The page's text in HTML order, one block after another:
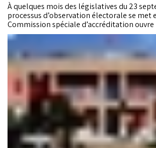
À quelques mois des législatives du 23
processus d’observation électorale se met
Commission spéciale d’accréditation ouvre
pour encadrer une observation
un cadre légal strict. Objectif : garantir la
scrutin, tout en veillant à une
diversifiée des observateurs.